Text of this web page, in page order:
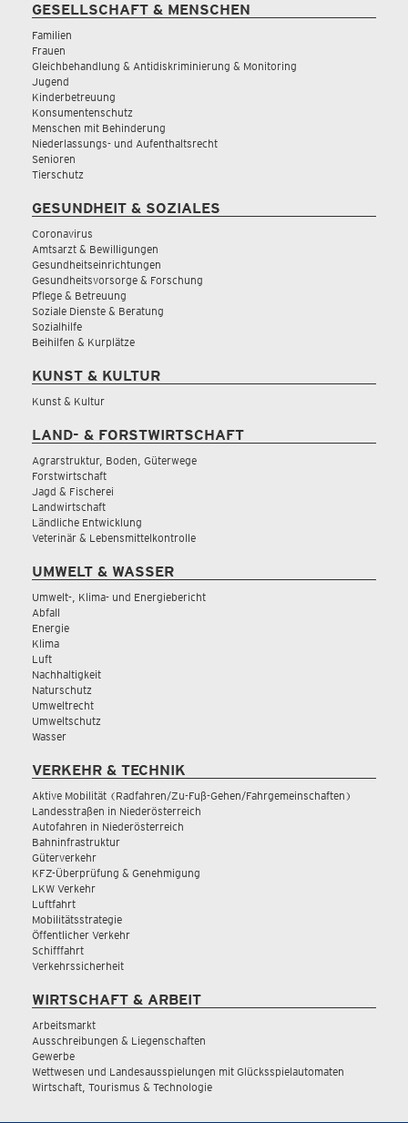
GESELLSCHAFT & MENSCHEN
Familien
Frauen
Gleichbehandlung & Antidiskriminierung & Monitoring
Jugend
Kinderbetreuung
Konsumentenschutz
Menschen mit Behinderung
Niederlassungs- und Aufenthaltsrecht
Senioren
Tierschutz
GESUNDHEIT & SOZIALES
Coronavirus
Amtsarzt & Bewilligungen
Gesundheitseinrichtungen
Gesundheitsvorsorge & Forschung
Pflege & Betreuung
Soziale Dienste & Beratung
Sozialhilfe
Beihilfen & Kurplätze
KUNST & KULTUR
Kunst & Kultur
LAND- & FORSTWIRTSCHAFT
Agrarstruktur, Boden, Güterwege
Forstwirtschaft
Jagd & Fischerei
Landwirtschaft
Ländliche Entwicklung
Veterinär & Lebensmittelkontrolle
UMWELT & WASSER
Umwelt-, Klima- und Energiebericht
Abfall
Energie
Klima
Luft
Nachhaltigkeit
Naturschutz
Umweltrecht
Umweltschutz
Wasser
VERKEHR & TECHNIK
Aktive Mobilität (Radfahren/Zu-Fuß-Gehen/Fahrgemeinschaften)
Landesstraßen in Niederösterreich
Autofahren in Niederösterreich
Bahninfrastruktur
Güterverkehr
KFZ-Überprüfung & Genehmigung
LKW Verkehr
Luftfahrt
Mobilitätsstrategie
Öffentlicher Verkehr
Schifffahrt
Verkehrssicherheit
WIRTSCHAFT & ARBEIT
Arbeitsmarkt
Ausschreibungen & Liegenschaften
Gewerbe
Wettwesen und Landesausspielungen mit Glücksspielautomaten
Wirtschaft, Tourismus & Technologie